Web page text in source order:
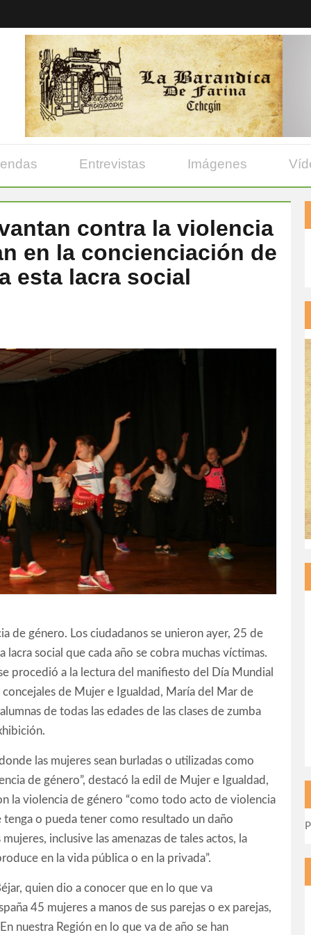
Entrevistas Imágenes
contra la violencia
en la concienciación de
esta lacra social
de género. Los ciudadanos se unieron ayer, 25 de
social que cada año se cobra muchas víctimas.
procedió a la lectura del manifiesto del Día Mundial
de Mujer e Igualdad, María del Mar de
de todas las edades de las clases de zumba
las mujeres sean burladas o utilizadas como
de género”, destacó la edil de Mujer e Igualdad,
la violencia de género “como todo acto de violencia
o pueda tener como resultado un daño
inclusive las amenazas de tales actos, la
en la vida pública o en la privada”.
quien dio a conocer que en lo que va
45 mujeres a manos de sus parejas o ex parejas,
nuestra Región en lo que va de año se han